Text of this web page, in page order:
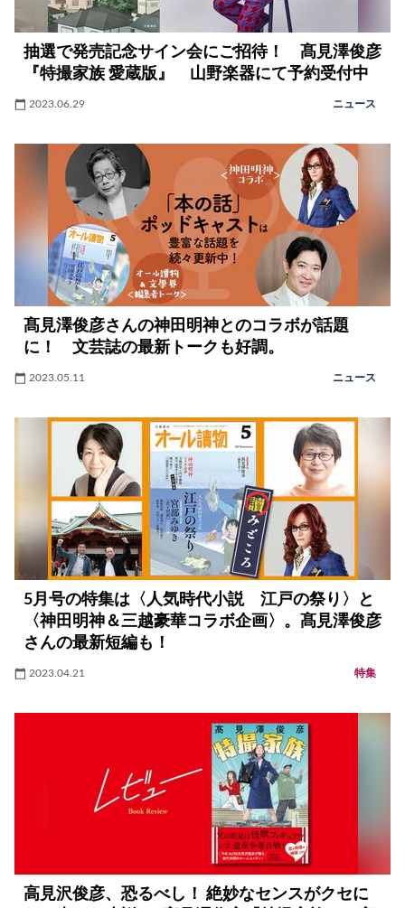
抽選で発売記念サイン会にご招待！ 髙見澤俊彦
『特撮家族 愛蔵版』 山野楽器にて予約受付中
2023.06.29 ニュース
髙見澤俊彦さんの神田明神とのコラボが話題
に！ 文芸誌の最新トークも好調。
2023.05.11 ニュース
5月号の特集は〈人気時代小説 江戸の祭り〉と
〈神田明神＆三越豪華コラボ企画〉。髙見澤俊彦
さんの最新短編も！
2023.04.21 特集
高見沢俊彦、恐るべし！ 絶妙なセンスがクセに